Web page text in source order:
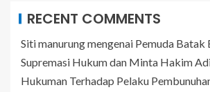
RECENT COMMENTS
Siti manurungmengenai Pemuda Batak
Supremasi Hukum dan Minta Hakim
Hukuman Terhadap Pelaku